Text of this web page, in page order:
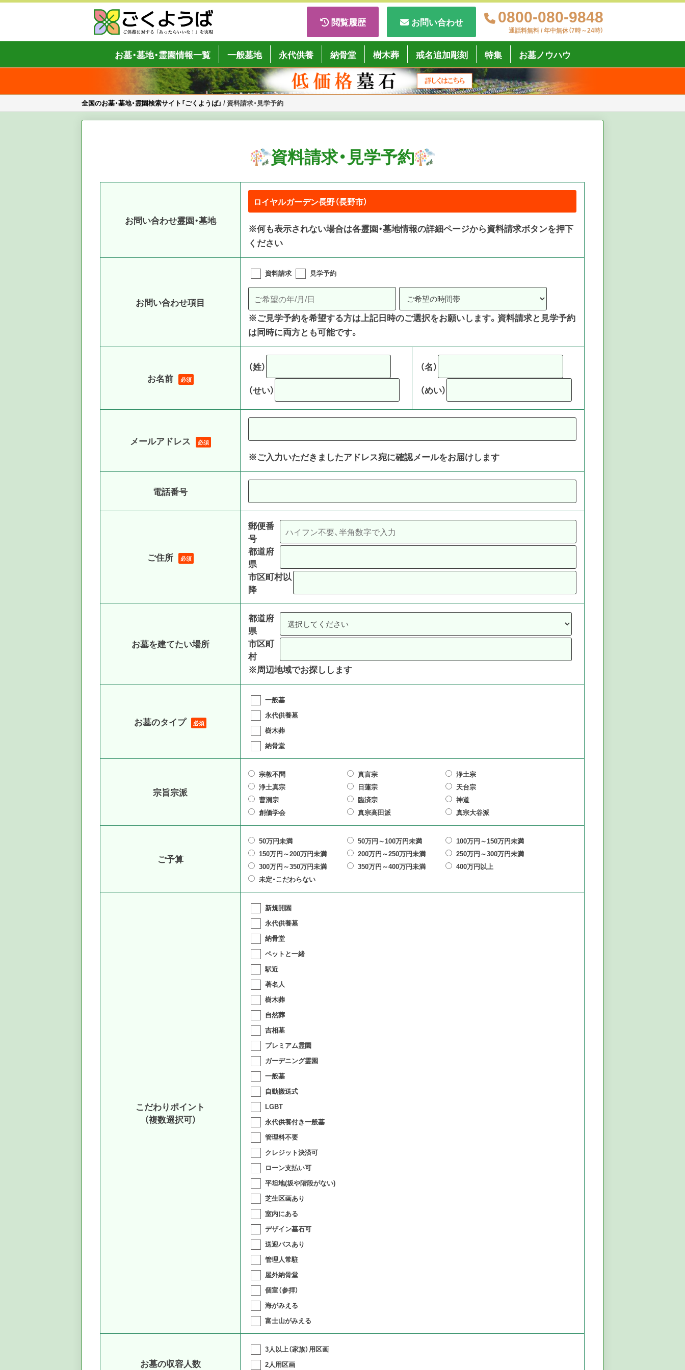
Skip
全国のお墓・墓地・霊園検索サイト「ごくようば」
ご供養をもっと身近に
閲覧履歴 お問い合わせ 0800-080-9848
通話料無料 / 年中無休（7時～24時）
お墓・墓地・霊園情報一覧 一般墓地 永代供養 納骨堂 樹木葬 戒名追加彫刻 特集 お墓ノウハウ
全国のお墓・墓地・霊園検索サイト「ごくようば」 / 資料請求・見学予約
資料請求・見学予約
お問い合わせ霊園・墓地
※何も表示されない場合は各霊園・墓地情報の詳細ページから資料請求ボタンを押下
ください
お問い合わせ項目
資料請求 見学予約
※ご見学予約を希望する方は上記日時のご選択をお願いします。資料請求と見学予約
は同時に両方とも可能です。
お名前 必須
（姓）
（せい）
（名）
（めい）
メールアドレス 必須
※ご入力いただきましたアドレス宛に確認メールをお届けします
電話番号
ご住所 必須
郵便番
号
都道府
県
市区町村以
降
お墓を建てたい場所
都道府
県
市区町
村
※周辺地域でお探しします
お墓のタイプ 必須
一般墓
永代供養墓
樹木葬
納骨堂
宗旨宗派
宗教不問 真言宗
浄土宗
浄土真宗
日蓮宗
天台宗
曹洞宗
臨済宗
神道
創価学会
真宗高田派 真宗大谷派
ご予算
50万円未満 50万円～100万円未満
100万円～150万円未満
150万円～200万円未満
200万円～250万円未満
250万円～300万円未満
300万円～350万円未満
350万円～400万円未満
400万円以上
未定・こだわらない
こだわりポイント
（複数選択可）
新規開園
永代供養墓
納骨堂
ペットと一緒
駅近
著名人
樹木葬
自然葬
吉相墓
プレミアム霊園
ガーデニング霊園
一般墓
自動搬送式
LGBT
永代供養付き一般墓
管理料不要
クレジット決済可
ローン支払い可
平坦地(坂や階段がない)
芝生区画あり
室内にある
デザイン墓石可
送迎バスあり
管理人常駐
屋外納骨堂
個室（参拝）
海がみえる
富士山がみえる
お墓の収容人数
3人以上（家族）用区画
2人用区画